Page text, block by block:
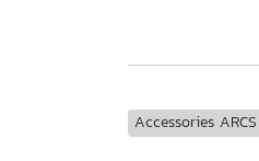
Accessories ARCS